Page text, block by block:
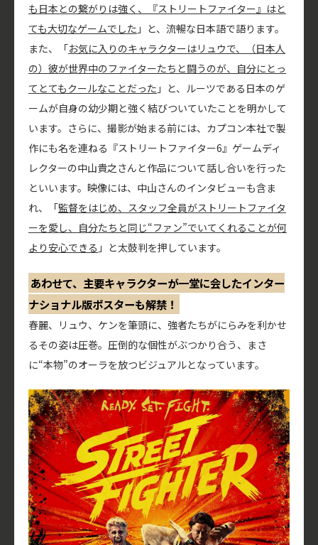
も日本との繋がりは強く、『ストリートファイター』はと
ても大切なゲームでした 」と、流暢な日本語で語ります。
また、「お気に入りのキャラクターはリュウで、（日本人
の）彼が世界中のファイターたちと闘うのが、自分にとっ
てとてもクールなことだった 」と、ルーツである日本のゲ
ームが自身の幼少期と強く結びついていたことを明かして
います。さらに、撮影が始まる前には、カプコン本社で製
作にも名を連ねる『ストリートファイター6』ゲームディ
レクターの中山貴之さんと作品について話し合いを行った
といいます。映像には、中山さんのインタビューも含ま
れ、「監督をはじめ、スタッフ全員がストリートファイタ
ーを愛し、自分たちと同じ“ファン”でいてくれることが何
より安心できる 」と太鼓判を押しています。
あわせて、主要キャラクターが一堂に会したインター
ナショナル版ポスターも解禁！
春麗、リュウ、ケンを筆頭に、強者たちがにらみを利かせ
るその姿は圧巻。圧倒的な個性がぶつかり合う、まさ
に“本物”のオーラを放つビジュアルとなっています。